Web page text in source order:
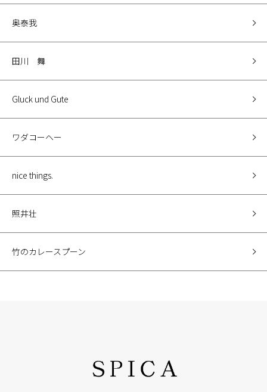
奥泰我
田川 舞
Gluck und Gute
ワダコーヘー
nice things.
照井壮
竹のカレースプーン